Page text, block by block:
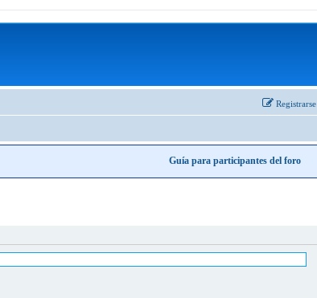
Registrarse
Guía para participantes del foro